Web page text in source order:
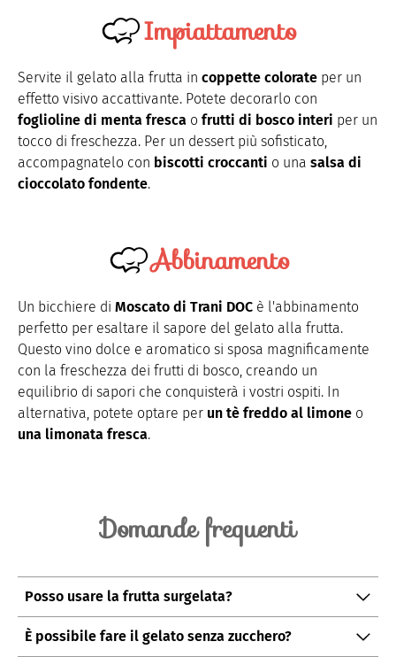
Impiattamento
Servite il gelato alla frutta in coppette colorate per un
effetto visivo accattivante. Potete decorarlo con
foglioline di menta fresca o frutti di bosco interi per un
tocco di freschezza. Per un dessert più sofisticato,
accompagnatelo con biscotti croccanti o una salsa di
cioccolato fondente.
Abbinamento
Un bicchiere di Moscato di Trani DOC è l'abbinamento
perfetto per esaltare il sapore del gelato alla frutta.
Questo vino dolce e aromatico si sposa magnificamente
con la freschezza dei frutti di bosco, creando un
equilibrio di sapori che conquisterà i vostri ospiti. In
alternativa, potete optare per un tè freddo al limone o
una limonata fresca.
Domande frequenti
Posso usare la frutta surgelata?
Sì, la frutta surgelata è un'ottima alternativa e vi
permette di preparare il gelato in qualsiasi periodo
È possibile fare il gelato senza zucchero?